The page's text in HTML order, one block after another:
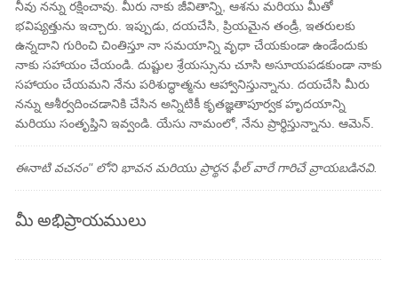
నీవు నన్ను రక్షించావు. మీరు నాకు జీవితాన్ని, ఆశను మరియు మీతో
భవిష్యత్తును ఇచ్చారు. ఇప్పుడు, దయచేసి, ప్రియమైన తండ్రీ, ఇతరులకు
ఉన్నదాని గురించి చింతిస్తూ నా సమయాన్ని వృధా చేయకుండా ఉండేందుకు
నాకు సహాయం చేయండి. దుష్టుల శ్రేయస్సును చూసి అసూయపడకుండా నాకు
సహాయం చేయమని నేను పరిశుద్ధాత్మను ఆహ్వానిస్తున్నాను. దయచేసి మీరు
నన్ను ఆశీర్వదించడానికి చేసిన అన్నిటికీ కృతజ్ఞతాపూర్వక హృదయాన్ని
మరియు సంతృప్తిని ఇవ్వండి. యేసు నామంలో, నేను ప్రార్థిస్తున్నాను. ఆమెన్.
ఈనాటి వచనం" లోని భావన మరియు ప్రార్థన ఫీల్ వారే గారిచే వ్రాయబడినవి.
మీ అభిప్రాయములు